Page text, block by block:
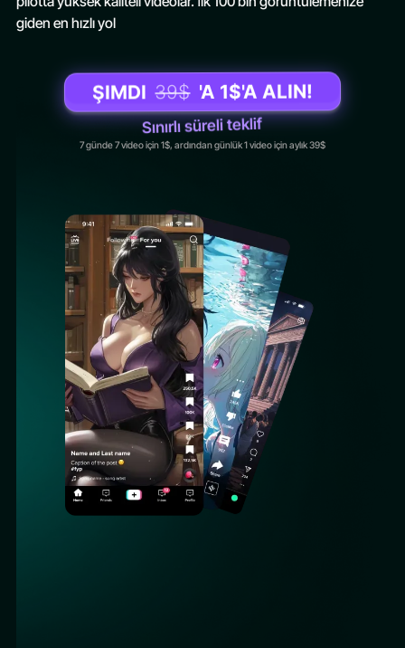
giden en hızlı yol
ŞIMDI 39$ 'A 1$'A ALIN!
Sınırlı süreli teklif
7 günde 7 video için 1$, ardından günlük 1 video için aylık 39$